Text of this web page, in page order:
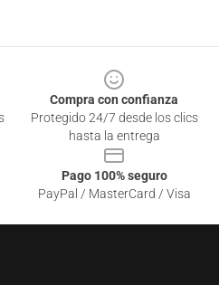
Compra con confianza
Protegido 24/7 desde los clics
hasta la entrega
Pago 100% seguro
PayPal / MasterCard / Visa